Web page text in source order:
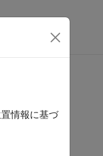
情報に基づ